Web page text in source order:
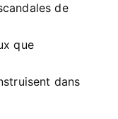
de
que
dans